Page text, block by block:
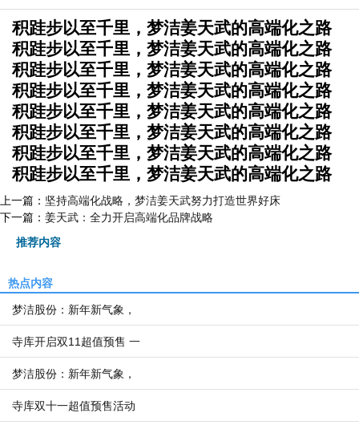
积跬步以至千里，梦洁姜天武的高端化之路
积跬步以至千里，梦洁姜天武的高端化之路
积跬步以至千里，梦洁姜天武的高端化之路
积跬步以至千里，梦洁姜天武的高端化之路
积跬步以至千里，梦洁姜天武的高端化之路
积跬步以至千里，梦洁姜天武的高端化之路
积跬步以至千里，梦洁姜天武的高端化之路
积跬步以至千里，梦洁姜天武的高端化之路
上一篇： 坚持高端化战略，梦洁姜天武努力打造世界好床
下一篇： 姜天武：全力开启高端化品牌战略
推荐内容
热点内容
梦洁股份：新年新气象，
寺库开启双11超值预售 一
梦洁股份：新年新气象，
寺库双十一超值预售活动